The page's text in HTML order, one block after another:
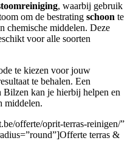
, waarbij gebruik
om de bestrating schoon te
chemische middelen. Deze
voor alle soorten
te kiezen voor jouw
te behalen. Een
Bilzen kan je hierbij helpen en
middelen.
offerte/oprit-terras-reinigen/”
terras &